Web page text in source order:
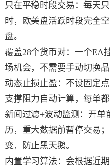
只在平稳时段交易：每天
时，欧美盘活跃时段完全
盘。
覆盖28个货币对：一个EA
场机会，不需要手动切换品
动态止损止盈：不设固定
支撑阻力自动计算，每单都
新闻过滤+波动监测：开单
历，重大数据前暂停交易
变，防止黑天鹅。
内置学习算法：会根据近